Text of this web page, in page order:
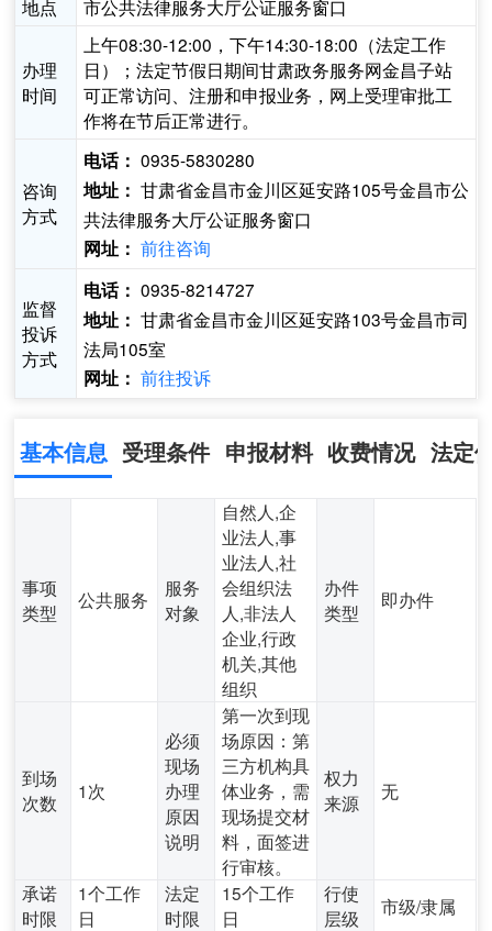
地点
市公共法律服务大厅公证服务窗口
办理
时间
上午08:30-12:00，下午14:30-18:00（法定工作
日）；法定节假日期间甘肃政务服务网金昌子站
可正常访问、注册和申报业务，网上受理审批工
作将在节后正常进行。
咨询
方式
电话： 0935-5830280
地址： 甘肃省金昌市金川区延安路105号金昌市公
共法律服务大厅公证服务窗口
网址： 前往咨询
监督
投诉
方式
电话： 0935-8214727
地址： 甘肃省金昌市金川区延安路103号金昌市司
法局105室
网址： 前往投诉
基本信息 受理条件 申报材料 收费情况 法定
事项
类型
公共服务
服务
对象
自然人,企
业法人,事
业法人,社
会组织法
人,非法人
企业,行政
机关,其他
组织
办件
类型
即办件
到场
次数
1次
必须
现场
办理
原因
说明
第一次到现
场原因：第
三方机构具
体业务，需
现场提交材
料，面签进
行审核。
权力
来源
无
承诺
时限
1个工作
日
法定
时限
15个工作
日
行使
层级
市级/隶属